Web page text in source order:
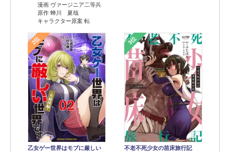
漫画 ヴァージニア二等兵
原作 蝉川 夏哉
キャラクター原案 転
2位
乙女ゲー世界はモブに厳しい
3位
不老不死少女の苗床旅行記